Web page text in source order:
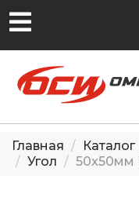
Главная Каталог
Угол
50x50мм